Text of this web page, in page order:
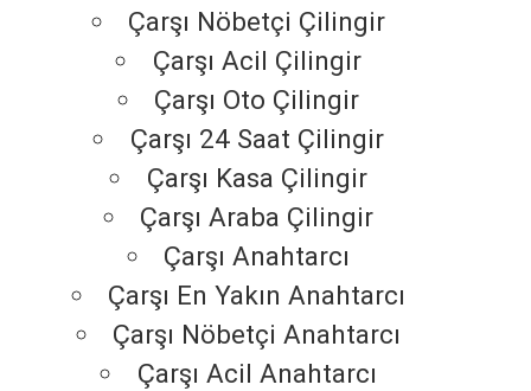
Çarşı Nöbetçi Çilingir
Çarşı Acil Çilingir
Çarşı Oto Çilingir
Çarşı 24 Saat Çilingir
Çarşı Kasa Çilingir
Çarşı Araba Çilingir
Çarşı Anahtarcı
Çarşı En Yakın Anahtarcı
Çarşı Nöbetçi Anahtarcı
Çarşı Acil Anahtarcı